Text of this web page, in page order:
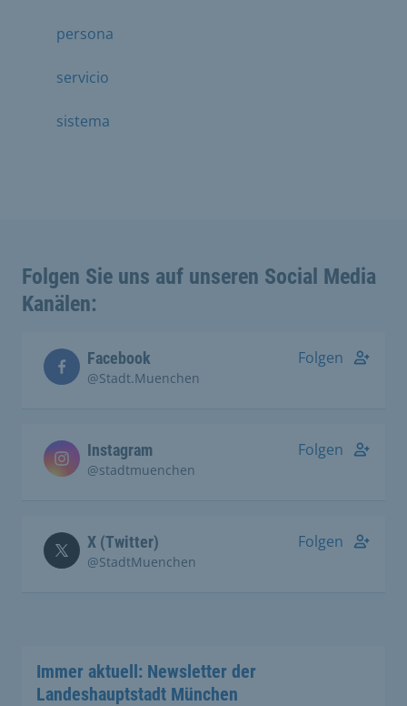
persona
servicio
sistema
Folgen Sie uns auf unseren Social Media
Kanälen:
Facebook
@Stadt.Muenchen
Folgen
Instagram
@stadtmuenchen
Folgen
X (Twitter)
@StadtMuenchen
Folgen
Immer aktuell: Newsletter der
Landeshauptstadt München